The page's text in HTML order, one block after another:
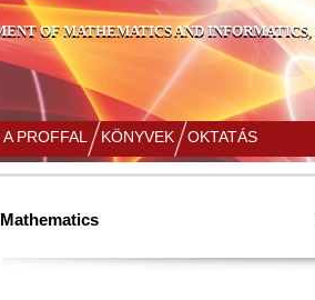
OF MATHEMATICS AND INFORMATICS,
PROFFAL KÖNYVEK OKTATÁS
Mathematics